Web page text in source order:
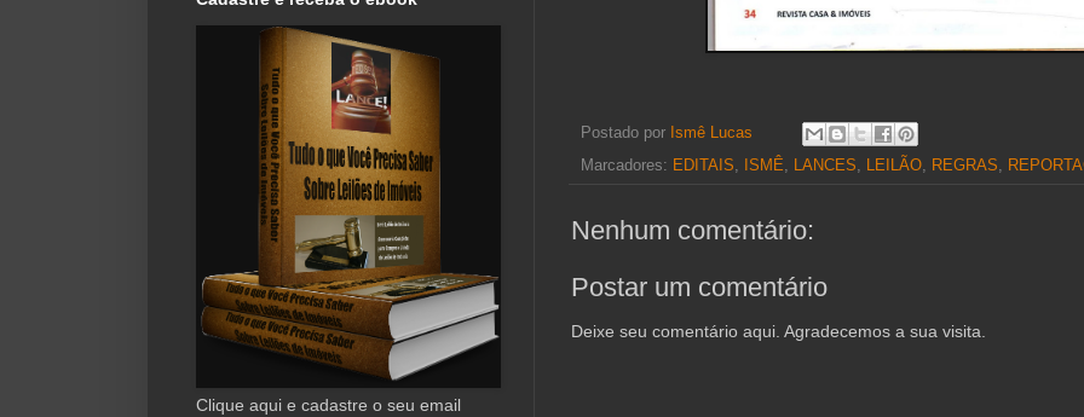
Postado por Ismê Lucas
Marcadores: EDITAIS, ISMÊ, LANCES, LEILÃO, REGRAS,
Nenhum comentário:
Postar um comentário
Deixe seu comentário aqui. Agradecemos a sua visita.
Clique aqui e cadastre o seu email